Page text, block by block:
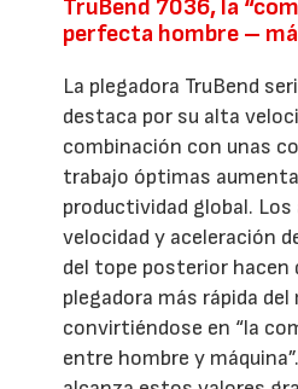
TruBend 7036, la
perfecta hombre –
La plegadora TruBend
destaca por su alta
combinación con unas
trabajo óptimas
productividad global.
velocidad y aceleración
del tope posterior hacen
plegadora más rápida del
convirtiéndose en “la
entre hombre y